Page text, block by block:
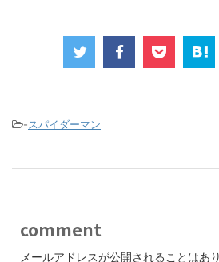
-スパイダーマン
comment
メールアドレスが公開されることはあ